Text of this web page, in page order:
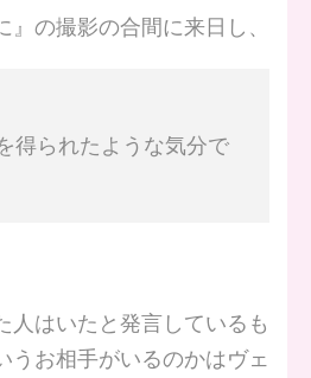
』の撮影の合間に来日し、
得られたような気分で
人はいたと発言しているも
うお相手がいるのかはヴェ